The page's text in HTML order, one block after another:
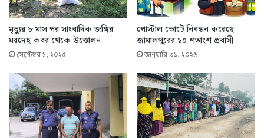
মৃত্যুর ৮ মাস পর সাংবাদিক জঙ্গির
মরদেহ কবর থেকে উত্তোলন
সেপ্টেম্বর ১, ২০২৫
পোস্টাল ভোটে নিবন্ধন করেছে
জামালপুরের ১০ শতাংশ প্রবাসী
জানুয়ারি ৩১, ২০২৬